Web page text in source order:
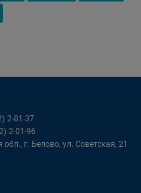
2-81-37
2-01-96
г. Белово, ул. Советская, 21